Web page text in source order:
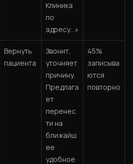
Клиника
по
адресу...»
Вернуть
пациента
Звонит,
уточняет
причину.
Предлага
ет
перенес
ти на
ближайш
ее
удобное
45%
записыва
ются
повторно